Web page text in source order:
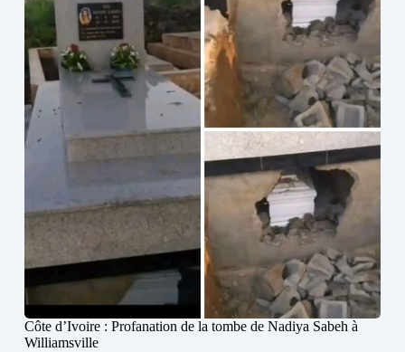
Côte d’Ivoire : Profanation de la tombe de Nadiya Sabeh à
Williamsville